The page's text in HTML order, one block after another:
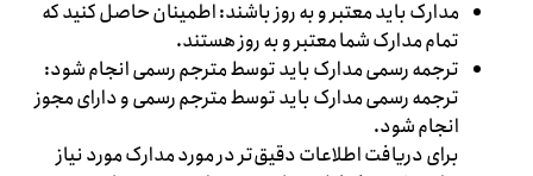
مدارک باید معتبر و به روز باشند: اطمینان حاصل کنید که
تمام مدارک شما معتبر و به روز هستند.
ترجمه رسمی مدارک باید توسط مترجم رسمی انجام شود:
ترجمه رسمی مدارک باید توسط مترجم رسمی و دارای مجوز
انجام شود.
برای دریافت اطلاعات دقیق‌تر در مورد مدارک مورد نیاز